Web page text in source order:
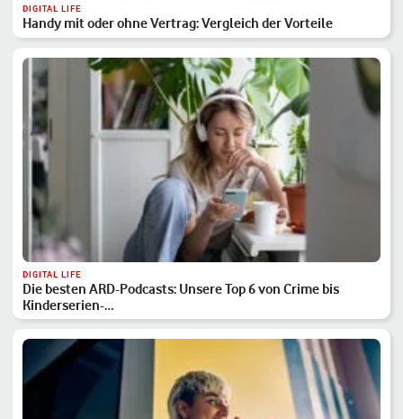
DIGITAL LIFE
Handy mit oder ohne Vertrag: Vergleich der Vorteile
DIGITAL LIFE
Die besten ARD-Podcasts: Unsere Top 6 von Crime bis
Kinderserien-…